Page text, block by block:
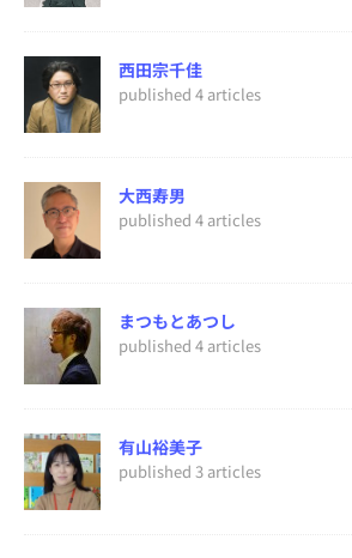
西田宗千佳
published 4 articles
大西寿男
published 4 articles
まつもとあつし
published 4 articles
有山裕美子
published 3 articles